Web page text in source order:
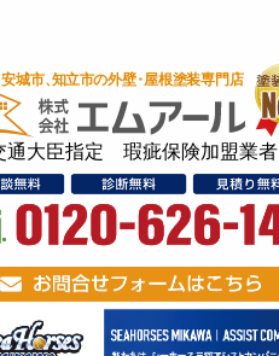
通大臣指定 瑕疵保険加盟業者